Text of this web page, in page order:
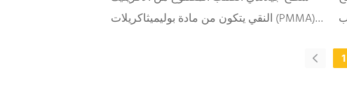
النقي يتكون من مادة بوليميثاكريلات (PMMA)
عالي الجودة. يتميز بخصائص ميكانيكية ممتازة
1